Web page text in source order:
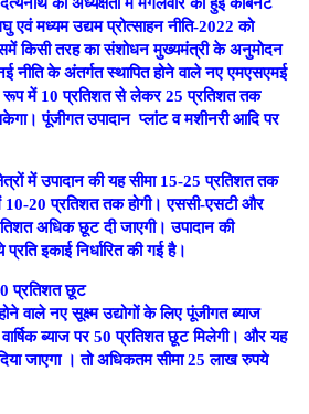
एवं मध्यम उद्यम प्रोत्साहन नीति-2022 को
किसी तरह का संशोधन मुख्यमंत्री के अनुमोदन
नीति के अंतर्गत स्थापित होने वाले नए एमएसएमई
रूप में 10 प्रतिशत से लेकर 25 प्रतिशत तक
पूंजीगत उपादान प्लांट व मशीनरी आदि पर
में उपादान की यह सीमा 15-25 प्रतिशत तक
10-20 प्रतिशत तक होगी। एससी-एसटी और
अधिक छूट दी जाएगी। उपादान की
इकाई निर्धारित की गई है।
प्रतिशत छूट
वाले नए सूक्ष्म उद्योगों के लिए पूंजीगत ब्याज
ब्याज पर 50 प्रतिशत छूट मिलेगी। और यह
दिया जाएगा । तो अधिकतम सीमा 25 लाख रुपये